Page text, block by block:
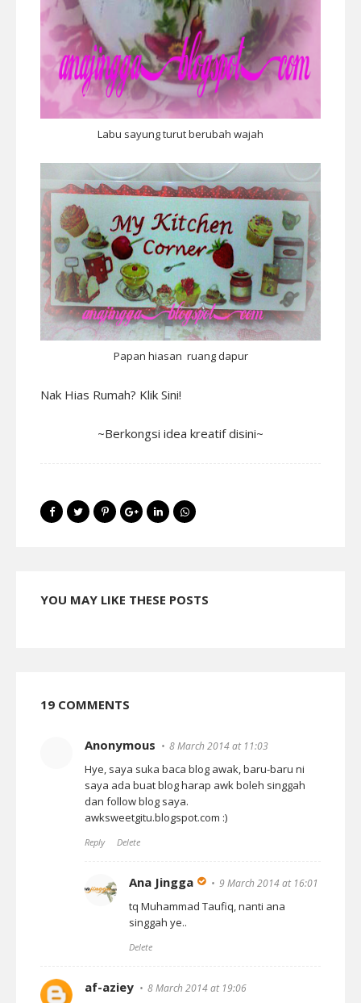
Labu sayung turut berubah wajah
Papan hiasan ruang dapur
Nak Hias Rumah? Klik Sini!
~Berkongsi idea kreatif disini~
YOU MAY LIKE THESE POSTS
19 COMMENTS
Anonymous 8 March 2014 at 11:03
Hye, saya suka baca blog awak, baru-baru ni
saya ada buat blog harap awk boleh singgah
dan follow blog saya.
awksweetgitu.blogspot.com :)
Reply Delete
Ana Jingga 9 March 2014 at 16:01
tq Muhammad Taufiq, nanti ana
singgah ye..
Delete
af-aziey 8 March 2014 at 19:06